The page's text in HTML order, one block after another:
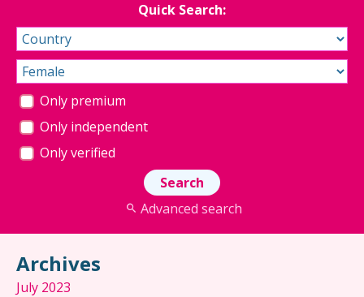
Quick Search:
Only premium
Only independent
Only verified
Advanced search
Archives
July 2023